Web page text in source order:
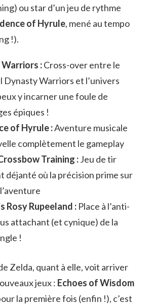
ou star d’un jeu de rythme
of Hyrule, mené au tempo
!).
:Cross-over entre le
Dynasty Warriors et l’univers
y incarner une foule de
épiques !
of Hyrule :Aventure musicale
complètement le gameplay
Training :Jeu de tir
déjanté où la précision prime sur
Rosy Rupeeland :Place à l’anti-
attachant (et cynique) de la
!
Zelda, quant à elle, voit arriver
jeux : Echoes of Wisdom
la première fois (enfin !), c’est